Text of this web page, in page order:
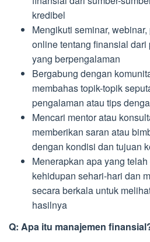
kredibel
Mengikuti seminar,
online tentang finansial
yang berpengalaman
Bergabung dengan
membahas topik-topik
pengalaman atau tips
Mencari mentor atau
memberikan saran atau
dengan kondisi dan tujuan
Menerapkan apa yang
kehidupan sehari-hari dan
secara berkala untuk
hasilnya
Q: Apa itu manajemen